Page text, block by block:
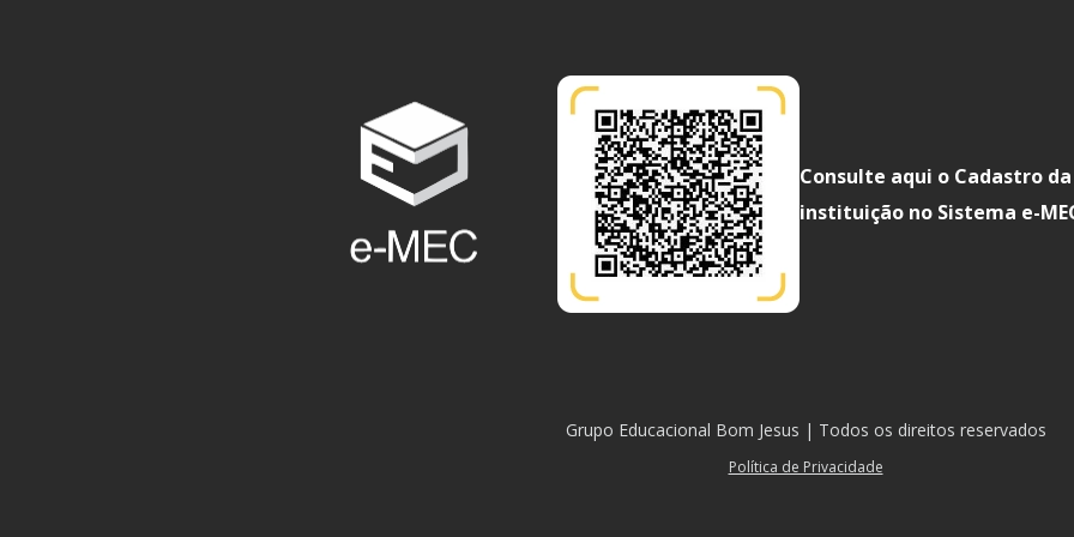
Consulte aqui o Cadastro da
instituição no Sistema e-
Grupo Educacional Bom Jesus | Todos os direitos reservados
Política de Privacidade